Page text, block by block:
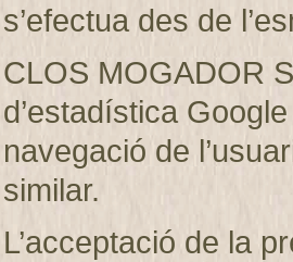
s’efectua des de
CLOS MOGADOR
d’estadística
navegació de
similar.
L’acceptació de la